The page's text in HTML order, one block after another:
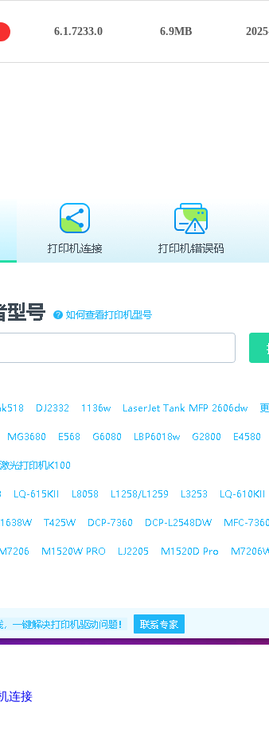
6.1.7233.0 6.9MB
连接